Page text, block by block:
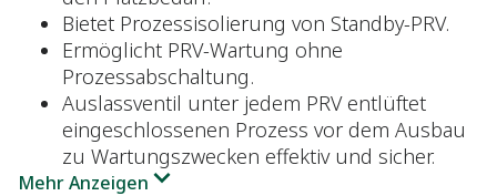
Bietet Prozessisolierung von Standby-PRV.
Ermöglicht PRV-Wartung ohne
Prozessabschaltung.
Auslassventil unter jedem PRV entlüftet
eingeschlossenen Prozess vor dem Ausbau
zu Wartungszwecken effektiv und sicher.
Mehr Anzeigen